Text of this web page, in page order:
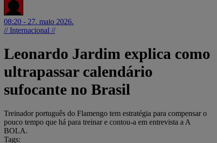
08:20 - 27. maio 2026.
// Internacional //
Leonardo Jardim explica como
ultrapassar calendário
sufocante no Brasil
Treinador português do Flamengo tem estratégia para compensar o
pouco tempo que há para treinar e contou-a em entrevista a A
BOLA.
Tags: